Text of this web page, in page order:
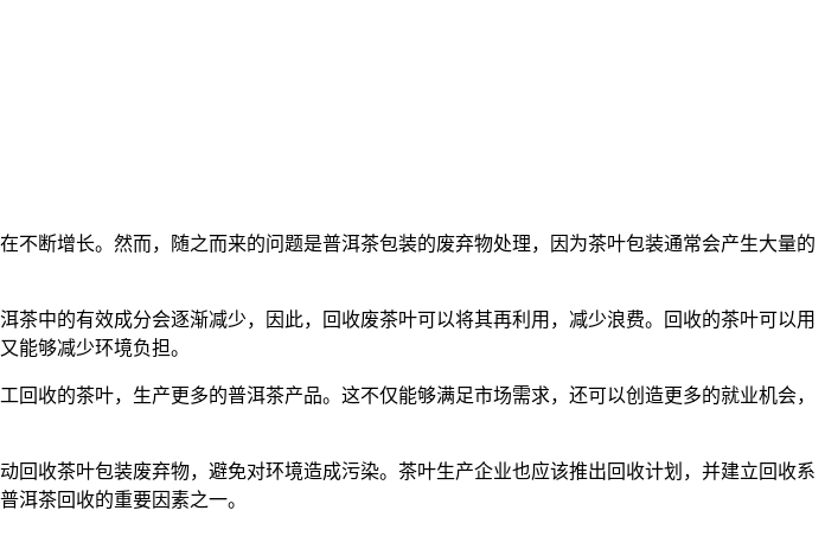
断增长。然而，随之而来的问题是普洱茶包装的废弃物处理，因为茶叶包装通常会产生大量的
中的有效成分会逐渐减少，因此，回收废茶叶可以将其再利用，减少浪费。回收的茶叶可以用
能够减少环境负担。
收的茶叶，生产更多的普洱茶产品。这不仅能够满足市场需求，还可以创造更多的就业机会，
收茶叶包装废弃物，避免对环境造成污染。茶叶生产企业也应该推出回收计划，并建立回收系
洱茶回收的重要因素之一。